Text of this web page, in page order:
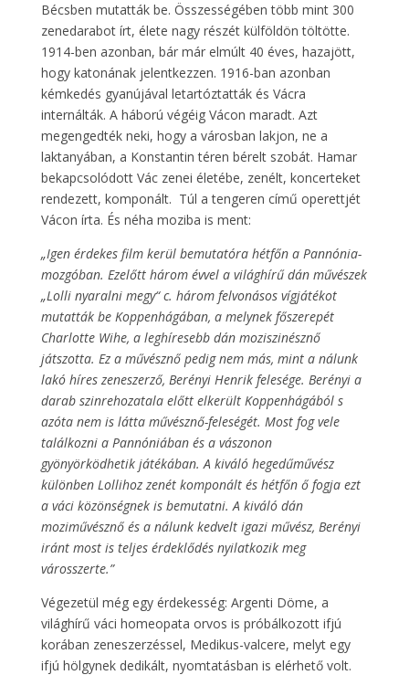
Bécsben mutatták be. Összességében több mint 300
zenedarabot írt, élete nagy részét külföldön töltötte.
1914-ben azonban, bár már elmúlt 40 éves, hazajött,
hogy katonának jelentkezzen. 1916-ban azonban
kémkedés gyanújával letartóztatták és Vácra
internálták. A háború végéig Vácon maradt. Azt
megengedték neki, hogy a városban lakjon, ne a
laktanyában, a Konstantin téren bérelt szobát. Hamar
bekapcsolódott Vác zenei életébe, zenélt, koncerteket
rendezett, komponált. Túl a tengeren című operettjét
Vácon írta. És néha moziba is ment:
„Igen érdekes film kerül bemutatóra hétfőn a Pannónia-
mozgóban. Ezelőtt három évvel a világhírű dán művészek
„Lolli nyaralni megy“ c. három felvonásos vígjátékot
mutatták be Koppenhágában, a melynek főszerepét
Charlotte Wihe, a leghíresebb dán moziszinésznő
játszotta. Ez a művésznő pedig nem más, mint a nálunk
lakó híres zeneszerző, Berényi Henrik felesége. Berényi a
darab szinrehozatala előtt elkerült Koppenhágából s
azóta nem is látta művésznő-feleségét. Most fog vele
találkozni a Pannóniában és a vászonon
gyönyörködhetik játékában. A kiváló hegedűművész
különben Lollihoz zenét komponált és hétfőn ő fogja ezt
a váci közönségnek is bemutatni. A kiváló dán
moziművésznő és a nálunk kedvelt igazi művész, Berényi
iránt most is teljes érdeklődés nyilatkozik meg
városszerte.”
Végezetül még egy érdekesség: Argenti Döme, a
világhírű váci homeopata orvos is próbálkozott ifjú
korában zeneszerzéssel, Medikus-valcere, melyt egy
ifjú hölgynek dedikált, nyomtatásban is elérhető volt.